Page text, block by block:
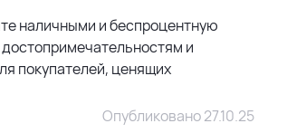
наличными и беспроцентную
и
покупателей, ценящих
Опубликовано 27.10.25